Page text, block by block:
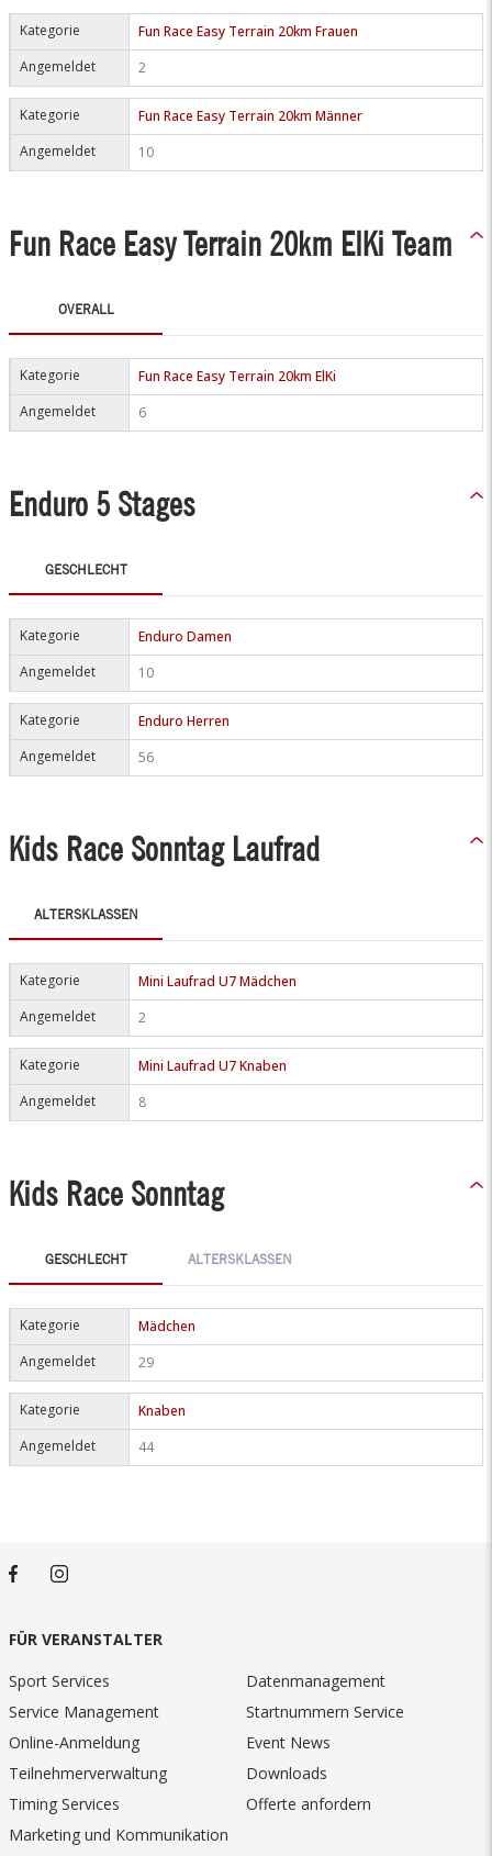
Kategorie
Angemeldet
Fun Race Easy Terrain 20km Frauen
2
Kategorie
Angemeldet
Fun Race Easy Terrain 20km Männer
10
Fun Race Easy Terrain 20km ElKi Team
OVERALL
Kategorie
Angemeldet
Fun Race Easy Terrain 20km ElKi
6
Enduro 5 Stages
GESCHLECHT
Kategorie
Angemeldet
Enduro Damen
10
Kategorie
Angemeldet
Enduro Herren
56
Kids Race Sonntag Laufrad
ALTERSKLASSEN
Kategorie
Angemeldet
Mini Laufrad U7 Mädchen
2
Kategorie
Angemeldet
Mini Laufrad U7 Knaben
8
Kids Race Sonntag
GESCHLECHT ALTERSKLASSEN
Kategorie
Angemeldet
Mädchen
29
Kategorie
Angemeldet
Knaben
44
FÜR VERANSTALTER
Sport Services
Service Management
Online-Anmeldung
Teilnehmerverwaltung
Timing Services
Marketing und Kommunikation
Datenmanagement
Startnummern Service
Event News
Downloads
Offerte anfordern